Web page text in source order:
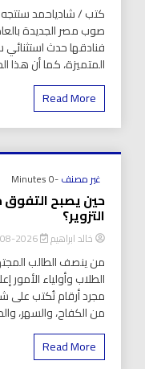
صوب مصر الجديدة
فنادقها حدث
المتميزة، كما أن
Read More
غير مصنف-0 Minutes
حين يصبح التفوق
التزوير؟
خالد ابراهيم 2026-08-03
من ينصف الطالب
الطلاب وأولياء الأمور
مجرد أرقام تُكتب على
من الكفاح، والسهر،
Read More